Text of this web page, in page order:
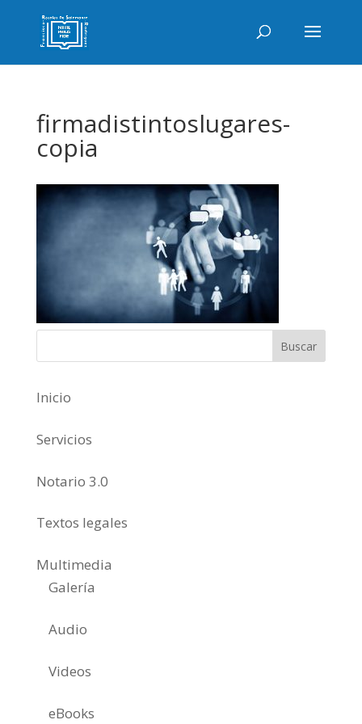
firmadistintoslugares-
copia
Inicio
Servicios
Notario 3.0
Textos legales
Multimedia
Galería
Audio
Videos
eBooks